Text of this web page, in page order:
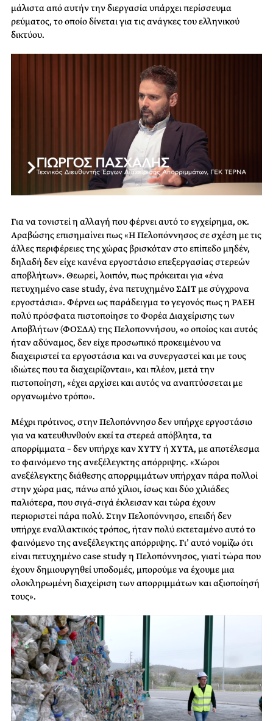
μάλιστα από αυτήν την διεργασία υπάρχει περίσσευμα
ρεύματος, το οποίο δίνεται για τις ανάγκες του ελληνικού
δικτύου.
Για να τονιστεί η αλλαγή που φέρνει αυτό το εγχείρημα, οκ.
Αραβώσης επισημαίνει πως «Η Πελοπόννησος σε σχέση με τις
άλλες περιφέρειες της χώρας βρισκόταν στο επίπεδο μηδέν,
δηλαδή δεν είχε κανένα εργοστάσιο επεξεργασίας στερεών
αποβλήτων». Θεωρεί, λοιπόν, πως πρόκειται για «ένα
πετυχημένο case study, ένα πετυχημένο ΣΔΙΤ με σύγχρονα
εργοστάσια». Φέρνει ως παράδειγμα το γεγονός πως η ΡΑΕΗ
πολύ πρόσφατα πιστοποίησε το Φορέα Διαχείρισης των
Αποβλήτων (ΦΟΣΔΑ) της Πελοποννήσου, «ο οποίος και αυτός
ήταν αδύναμος, δεν είχε προσωπικό προκειμένου να
διαχειριστεί τα εργοστάσια και να συνεργαστεί και με τους
ιδιώτες που τα διαχειρίζονται», και πλέον, μετά την
πιστοποίηση, «έχει αρχίσει και αυτός να αναπτύσσεται με
οργανωμένο τρόπο».
Μέχρι πρότινος, στην Πελοπόννησο δεν υπήρχε εργοστάσιο
για να κατευθυνθούν εκεί τα στερεά απόβλητα, τα
απορρίμματα – δεν υπήρχε καν ΧΥΤΥ ή ΧΥΤΑ, με αποτέλεσμα
το φαινόμενο της ανεξέλεγκτης απόρριψης. «Χώροι
ανεξέλεγκτης διάθεσης απορριμμάτων υπήρχαν πάρα πολλοί
στην χώρα μας, πάνω από χίλιοι, ίσως και δύο χιλιάδες
παλιότερα, που σιγά-σιγά έκλεισαν και τώρα έχουν
περιοριστεί πάρα πολύ. Στην Πελοπόννησο, επειδή δεν
υπήρχε εναλλακτικός τρόπος, ήταν πολύ εκτεταμένο αυτό το
φαινόμενο της ανεξέλεγκτης απόρριψης. Γι’ αυτό νομίζω ότι
είναι πετυχημένο case study η Πελοπόννησος, γιατί τώρα που
έχουν δημιουργηθεί υποδομές, μπορούμε να έχουμε μια
ολοκληρωμένη διαχείριση των απορριμμάτων και αξιοποίησή
τους».